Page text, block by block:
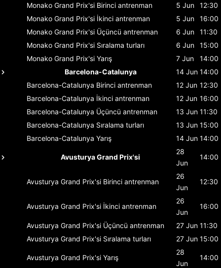
Monako Grand Prix'si Birinci antrenman 5 Jun
12:30
Monako Grand Prix'si İkinci antrenman 5 Jun
16:00
Monako Grand Prix'si Üçüncü antrenman 6 Jun
11:30
Monako Grand Prix'si Sıralama turları 6 Jun
15:00
Monako Grand Prix'si Yarış 7 Jun
14:00
Barcelona-Catalunya
14 Jun 14:00
Barcelona-Catalunya Birinci antrenman 12 Jun 12:30
Barcelona-Catalunya İkinci antrenman 12 Jun 16:00
Barcelona-Catalunya Üçüncü antrenman 13 Jun 11:30
Barcelona-Catalunya Sıralama turları 13 Jun 15:00
Barcelona-Catalunya Yarış 14 Jun 14:00
Avusturya Grand Prix'si
28
Jun
14:00
Avusturya Grand Prix'si Birinci antrenman
26
Jun
12:30
Avusturya Grand Prix'si İkinci antrenman
26
Jun
16:00
Avusturya Grand Prix'si Üçüncü antrenman 27 Jun 11:30
Avusturya Grand Prix'si Sıralama turları 27 Jun 15:00
Avusturya Grand Prix'si Yarış
28
Jun
14:00